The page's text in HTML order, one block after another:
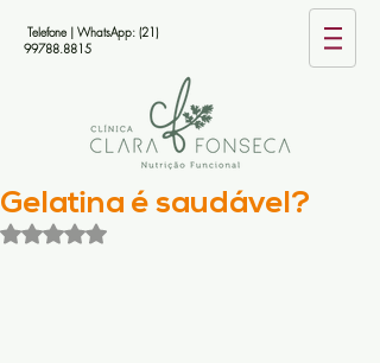
Telefone | WhatsApp: (21)
99788.8815
Gelatina é saudável?
Avaliado com NaN de 5 estrelas.